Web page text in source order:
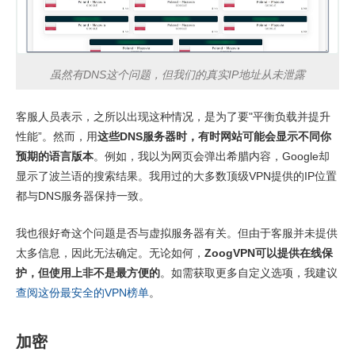
虽然有DNS这个问题，但我们的真实IP地址从未泄露
客服人员表示，之所以出现这种情况，是为了要"平衡负载并提升
性能”。然而，用这些DNS服务器时，有时网站可能会显示不同你
预期的语言版本。例如，我以为网页会弹出希腊内容，Google却
显示了波兰语的搜索结果。我用过的大多数顶级VPN提供的IP位置
都与DNS服务器保持一致。
我也很好奇这个问题是否与虚拟服务器有关。但由于客服并未提供
太多信息，因此无法确定。无论如何， ZoogVPN可以提供在线保
护，但使用上非不是最方便的。如需获取更多自定义选项，我建议
查阅这份最安全的VPN榜单。
加密